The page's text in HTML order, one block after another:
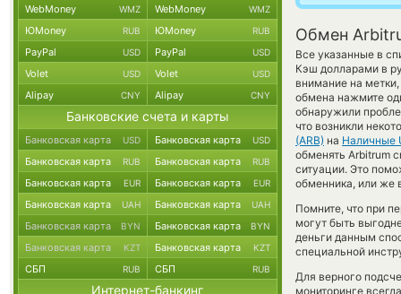
Обмен
Все указанные в
Кэш долларами в
внимание на
обмена нажмите
обнаружили
что возникли
(ARB) на Наличные
обменять Arbitrum
ситуации. Это
обменника, или же
Помните, что при
могут быть
деньги данным
специальной
Для верного
мониторинге
WebMoney WMZ WebMoney WMZ
ЮMoney RUB ЮMoney RUB
PayPal USD PayPal USD
Volet USD Volet USD
Alipay CNY Alipay CNY
Банковские счета и карты
Банковская карта USD Банковская карта USD
Банковская карта RUB Банковская карта RUB
Банковская карта EUR Банковская карта EUR
Банковская карта UAH Банковская карта UAH
Банковская карта BYN Банковская карта BYN
Банковская карта KZT Банковская карта KZT
СБП RUB СБП RUB
Интернет-банкинг